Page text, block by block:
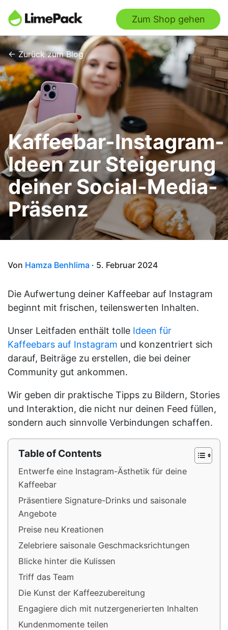
Zum Shop gehen
← Zurück zum Blog
Kaffeebar-Instagram-
Ideen zur Steigerung
deiner Social-Media-
Präsenz
Von Hamza Benhlima · 5. Februar 2024
Die Aufwertung deiner Kaffeebar auf Instagram
beginnt mit frischen, teilenswerten Inhalten.
Unser Leitfaden enthält tolle Ideen für
Kaffeebars auf Instagram und konzentriert sich
darauf, Beiträge zu erstellen, die bei deiner
Community gut ankommen.
Wir geben dir praktische Tipps zu Bildern, Stories
und Interaktion, die nicht nur deinen Feed füllen,
sondern auch sinnvolle Verbindungen schaffen.
Table of Contents
Entwerfe eine Instagram-Ästhetik für deine
Kaffeebar
Präsentiere Signature-Drinks und saisonale
Angebote
Preise neu Kreationen
Zelebriere saisonale Geschmacksrichtungen
Blicke hinter die Kulissen
Triff das Team
Die Kunst der Kaffeezubereitung
Engagiere dich mit nutzergenerierten Inhalten
Kundenmomente teilen